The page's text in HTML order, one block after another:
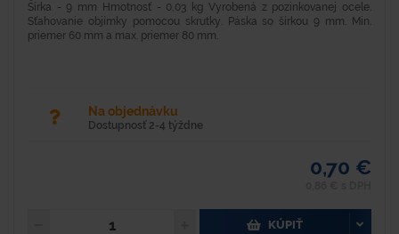
Šírka - 9 mm Hmotnosť - 0,03 kg Vyrobená z pozinkovanej ocele.
Sťahovanie objímky pomocou skrutky. Páska so šírkou 9 mm. Min.
priemer 60 mm a max. priemer 80 mm.
Na objednávku
Dostupnosť 2-4 týždne
0,70 €
KÚPIŤ